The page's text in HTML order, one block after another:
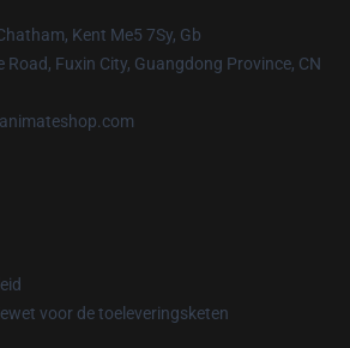
Kent Me5 7Sy, Gb
Road, Fuxin City, Guangdong Province, CN
voor de toeleveringsketen